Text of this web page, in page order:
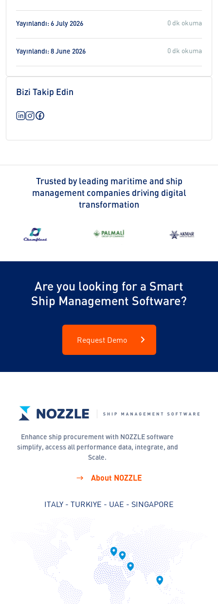
Yayınlandı: 6 July 2026 0 dk okuma
Yayınlandı: 8 June 2026 0 dk okuma
Bizi Takip Edin
Trusted by leading maritime and ship
management companies driving digital
transformation
Are you looking for a Smart
Ship Management Software?
Request Demo
Enhance ship procurement with NOZZLE software
simplify, access all performance data, integrate, and
Scale.
About NOZZLE
ITALY - TURKIYE - UAE - SINGAPORE